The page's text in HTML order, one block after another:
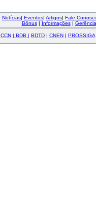
Notícias| Eventos| Artigos| Fale
Bônus| Informações| Gerência
CCN | BDB | BDTD | CNEN | PROSSIGA